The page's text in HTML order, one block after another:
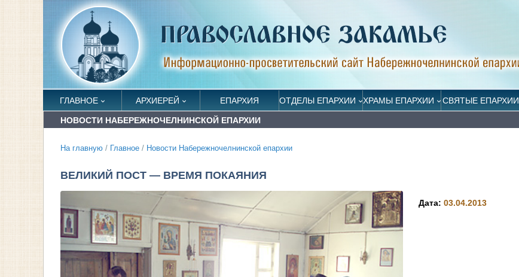
ГЛАВНОЕ АРХИЕРЕЙ ЕПАРХИЯ ОТДЕЛЫ ЕПАРХИИ ХРАМЫ ЕПАРХИИ СВЯТЫЕ ЕПАРХИИ
НОВОСТИ НАБЕРЕЖНОЧЕЛНИНСКОЙ ЕПАРХИИ
На главную / Главное / Новости Набережночелнинской епархии
ВЕЛИКИЙ ПОСТ — ВРЕМЯ ПОКАЯНИЯ
Дата:03.04.2013